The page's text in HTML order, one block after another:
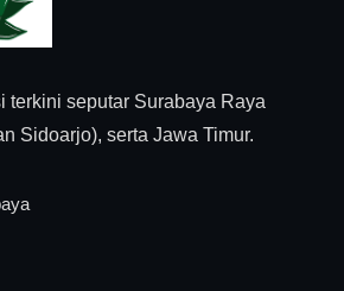
terkini seputar Surabaya Raya
Sidoarjo), serta Jawa Timur.